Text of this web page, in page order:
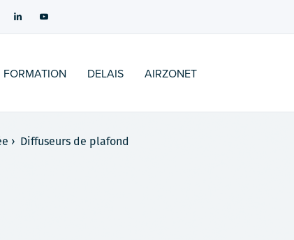
FORMATION DELAIS AIRZONET
› Diffuseurs de plafond